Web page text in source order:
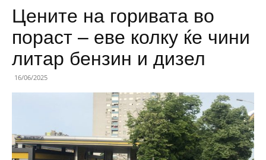
Цените на горивата во
пораст – еве колку ќе чини
литар бензин и дизел
16/06/2025